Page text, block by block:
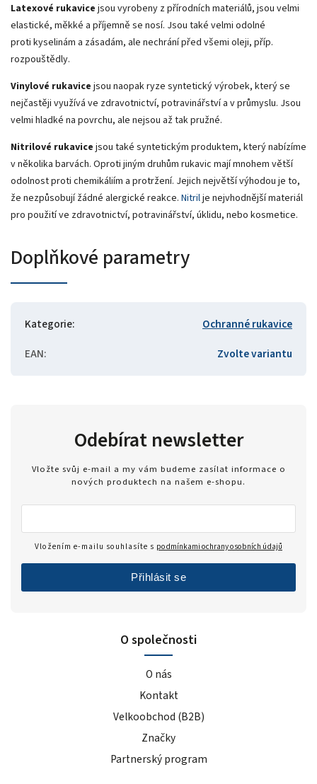
Latexové rukavice jsou vyrobeny z přírodních materiálů, jsou velmi
elastické, měkké a příjemně se nosí. Jsou také velmi odolné
proti kyselinám a zásadám, ale nechrání před všemi oleji, příp.
rozpouštědly.
Vinylové rukavice jsou naopak ryze syntetický výrobek, který se
nejčastěji využívá ve zdravotnictví, potravinářství a v průmyslu. Jsou
velmi hladké na povrchu, ale nejsou až tak pružné.
Nitrilové rukavice jsou také syntetickým produktem, který nabízíme
v několika barvách. Oproti jiným druhům rukavic mají mnohem větší
odolnost proti chemikáliím a protržení. Jejich největší výhodou je to,
že nezpůsobují žádné alergické reakce. Nitrilje nejvhodnější materiál
pro použití ve zdravotnictví, potravinářství, úklidu, nebo kosmetice.
Doplňkové parametry
Kategorie:
Ochranné rukavice
EAN: Zvolte variantu
O společnosti
O nás
Kontakt
Velkoobchod (B2B)
Značky
Partnerský program
Odebírat newsletter
Vložte svůj e-mail a my vám budeme zasílat informace o
nových produktech na našem e-shopu.
Vložením e-mailu souhlasíte s podmínkami ochrany osobních údajů
Přihlásit se